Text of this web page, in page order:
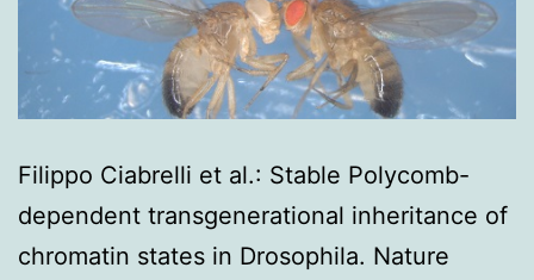
Filippo Ciabrelli et al.: Stable Polycomb-
dependent transgenerational inheritance of
chromatin states in Drosophila. Nature